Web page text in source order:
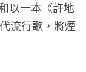
以一本《許地
流行歌，將煙